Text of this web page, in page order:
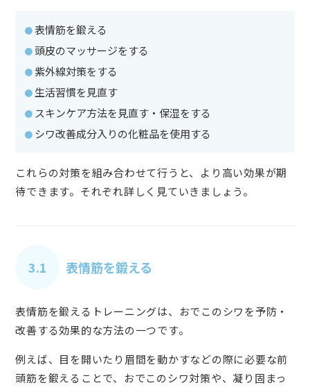
表情筋を鍛える
頭皮のマッサージをする
紫外線対策をする
生活習慣を見直す
スキンケア方法を見直す・保湿をする
シワ改善成分入りの化粧品を使用する
これらの対策を組み合わせて行うと、より高い効果が期
待できます。それぞれ詳しく見ていきましょう。
3.1 表情筋を鍛える
表情筋を鍛えるトレーニングは、おでこのシワを予防・
改善する効果的な方法の一つです。
例えば、目を開いたり眉間を動かすなどの際に必要な前
頭筋を鍛えることで、おでこのシワ対策や、凝り固まっ